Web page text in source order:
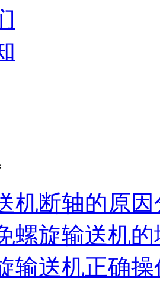
机断轴的原因
螺旋输送机
输送机正确